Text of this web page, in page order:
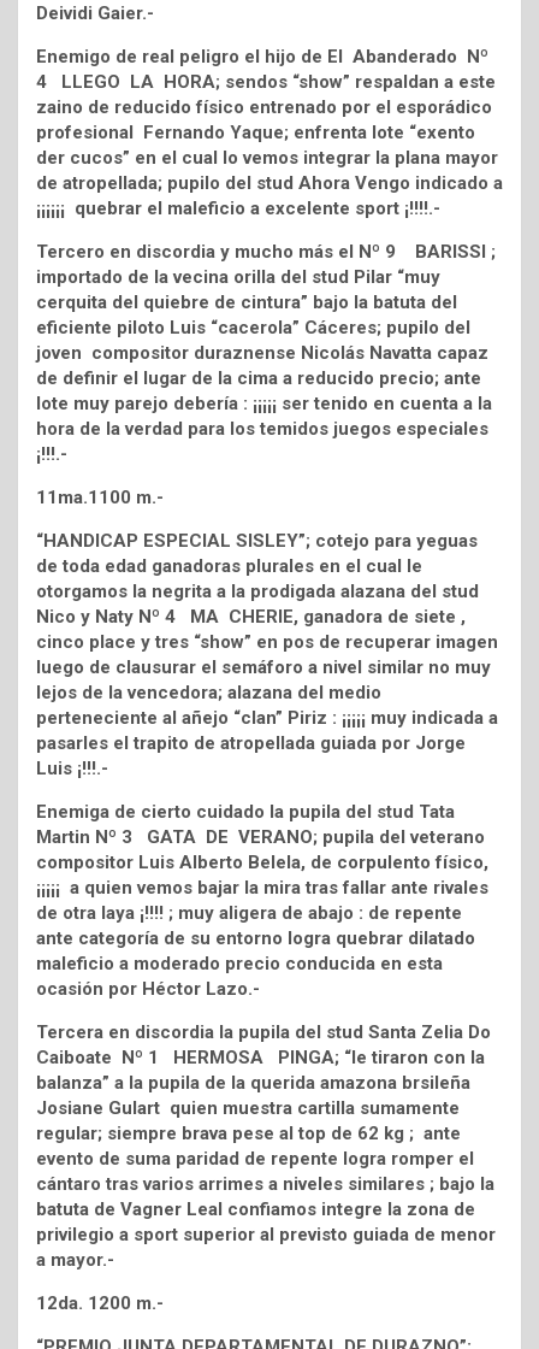
Deividi Gaier.-
Enemigo de real peligro el hijo de El Abanderado Nº
4 LLEGO LA HORA; sendos “show” respaldan a este
zaino de reducido físico entrenado por el esporádico
profesional Fernando Yaque; enfrenta lote “exento
der cucos” en el cual lo vemos integrar la plana mayor
de atropellada; pupilo del stud Ahora Vengo indicado a
¡¡¡¡¡¡ quebrar el maleficio a excelente sport ¡!!!!.-
Tercero en discordia y mucho más el Nº 9 BARISSI ;
importado de la vecina orilla del stud Pilar “muy
cerquita del quiebre de cintura” bajo la batuta del
eficiente piloto Luis “cacerola” Cáceres; pupilo del
joven compositor duraznense Nicolás Navatta capaz
de definir el lugar de la cima a reducido precio; ante
lote muy parejo debería : ¡¡¡¡¡ ser tenido en cuenta a la
hora de la verdad para los temidos juegos especiales
¡!!!.-
11ma.1100 m.-
“HANDICAP ESPECIAL SISLEY”; cotejo para yeguas
de toda edad ganadoras plurales en el cual le
otorgamos la negrita a la prodigada alazana del stud
Nico y Naty Nº 4 MA CHERIE, ganadora de siete ,
cinco place y tres “show” en pos de recuperar imagen
luego de clausurar el semáforo a nivel similar no muy
lejos de la vencedora; alazana del medio
perteneciente al añejo “clan” Piriz : ¡¡¡¡¡ muy indicada a
pasarles el trapito de atropellada guiada por Jorge
Luis ¡!!!.-
Enemiga de cierto cuidado la pupila del stud Tata
Martin Nº 3 GATA DE VERANO; pupila del veterano
compositor Luis Alberto Belela, de corpulento físico,
¡¡¡¡¡ a quien vemos bajar la mira tras fallar ante rivales
de otra laya ¡!!!! ; muy aligera de abajo : de repente
ante categoría de su entorno logra quebrar dilatado
maleficio a moderado precio conducida en esta
ocasión por Héctor Lazo.-
Tercera en discordia la pupila del stud Santa Zelia Do
Caiboate Nº 1 HERMOSA PINGA; “le tiraron con la
balanza” a la pupila de la querida amazona brsileña
Josiane Gulart quien muestra cartilla sumamente
regular; siempre brava pese al top de 62 kg ; ante
evento de suma paridad de repente logra romper el
cántaro tras varios arrimes a niveles similares ; bajo la
batuta de Vagner Leal confiamos integre la zona de
privilegio a sport superior al previsto guiada de menor
a mayor.-
12da. 1200 m.-